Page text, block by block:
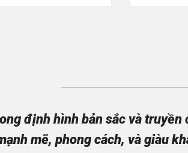
định hình bản sắc và
mẽ, phong cách, và giàu